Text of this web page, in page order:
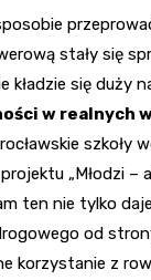
stały się
kładzie się duży
w realnych
szkoły
„Młodzi –
ten nie tylko
od
korzystanie z